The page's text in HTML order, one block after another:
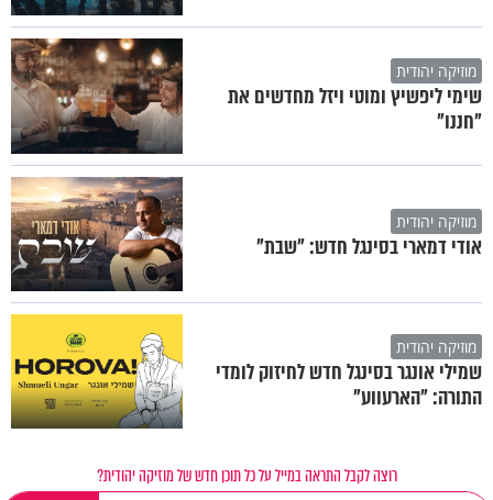
מוזיקה יהודית
שימי ליפשיץ ומוטי ויזל מחדשים את
"חננו"
מוזיקה יהודית
אודי דמארי בסינגל חדש: "שבת"
מוזיקה יהודית
שמילי אונגר בסינגל חדש לחיזוק לומדי
התורה: "הארעווע"
רוצה לקבל התראה במייל על כל תוכן חדש של מוזיקה יהודית?